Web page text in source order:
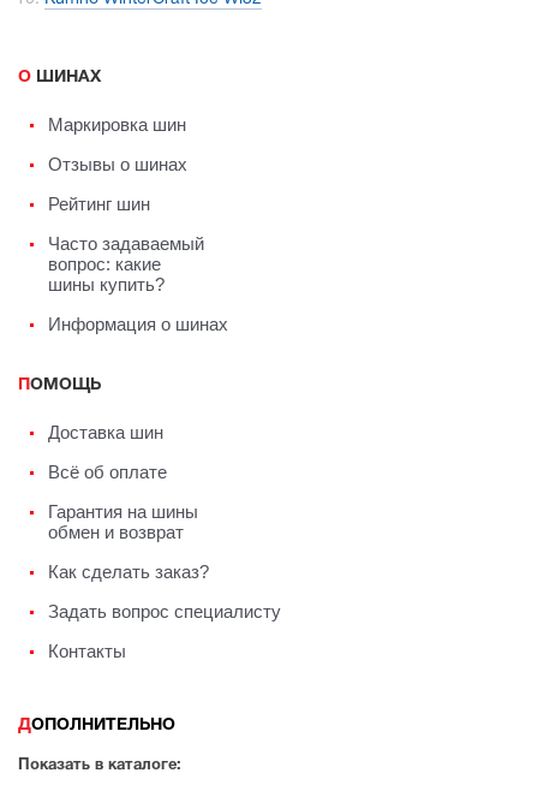
О ШИНАХ
Маркировка шин
Отзывы о шинах
Рейтинг шин
Часто задаваемый
вопрос: какие
шины купить?
Информация о шинах
ПОМОЩЬ
Доставка шин
Всё об оплате
Гарантия на шины
обмен и возврат
Как сделать заказ?
Задать вопрос специалисту
Контакты
ДОПОЛНИТЕЛЬНО
Показать в каталоге: